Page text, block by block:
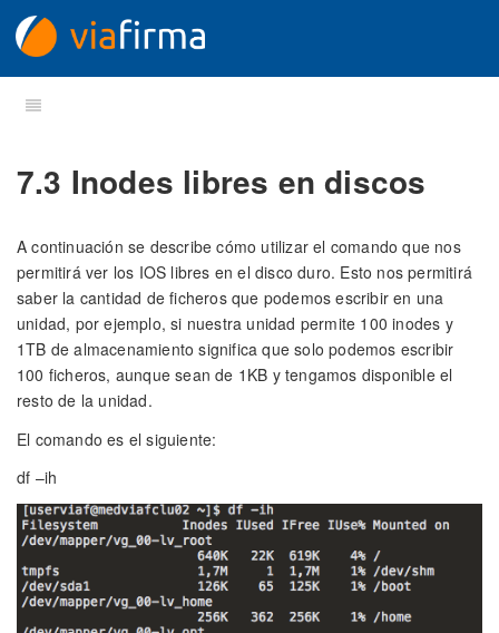
7.3 Inodes libres en discos
A continuación se describe cómo utilizar el comando que nos
permitirá ver los IOS libres en el disco duro. Esto nos permitirá
saber la cantidad de ficheros que podemos escribir en una
unidad, por ejemplo, si nuestra unidad permite 100 inodes y
1TB de almacenamiento significa que solo podemos escribir
100 ficheros, aunque sean de 1KB y tengamos disponible el
resto de la unidad.
El comando es el siguiente:
df –ih